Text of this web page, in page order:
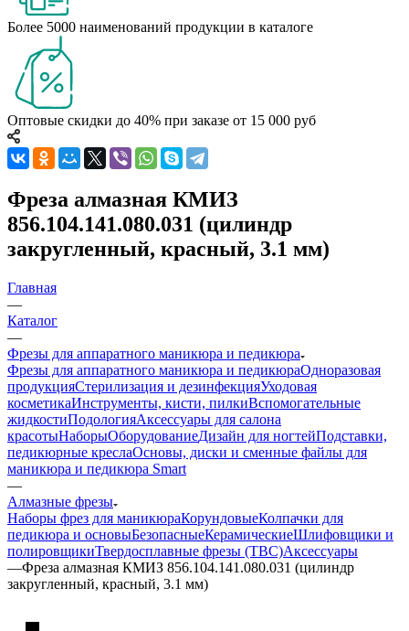
Более 5000 наименований продукции в каталоге
Оптовые скидки до 40% при заказе от 15 000 руб
Фреза алмазная КМИЗ
856.104.141.080.031 (цилиндр
закругленный, красный, 3.1 мм)
Главная
—
Каталог
—
Фрезы для аппаратного маникюра и педикюра
Фрезы для аппаратного маникюра и педикюраОдноразовая
продукцияСтерилизация и дезинфекцияУходовая
косметикаИнструменты, кисти, пилкиВспомогательные
жидкостиПодологияАксессуары для салона
красотыНаборыОборудованиеДизайн для ногтейПодставки,
педикюрные креслаОсновы, диски и сменные файлы для
маникюра и педикюра Smart
—
Алмазные фрезы
Наборы фрез для маникюраКорундовыеКолпачки для
педикюра и основыБезопасныеКерамическиеШлифовщики и
полировщикиТвердосплавные фрезы (ТВС)Аксессуары
—Фреза алмазная КМИЗ 856.104.141.080.031 (цилиндр
закругленный, красный, 3.1 мм)